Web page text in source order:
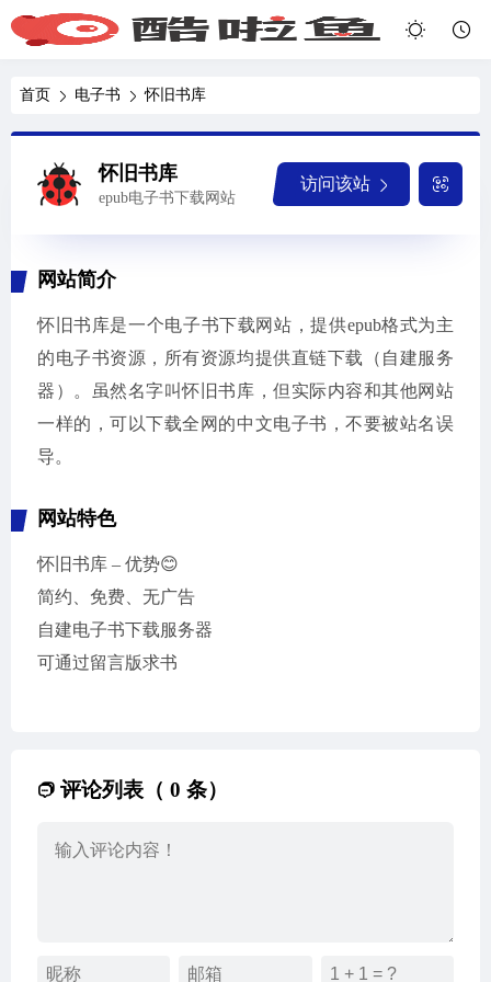
首页 电子书 怀旧书库
怀旧书库
epub电子书下载网站
访问该站
网站简介
怀旧书库是一个电子书下载网站，提供epub格式为主
的电子书资源，所有资源均提供直链下载（自建服务
器）。虽然名字叫怀旧书库，但实际内容和其他网站
一样的，可以下载全网的中文电子书，不要被站名误
导。
网站特色
怀旧书库 – 优势😊
简约、免费、无广告
自建电子书下载服务器
可通过留言版求书
评论列表（ 0 条）